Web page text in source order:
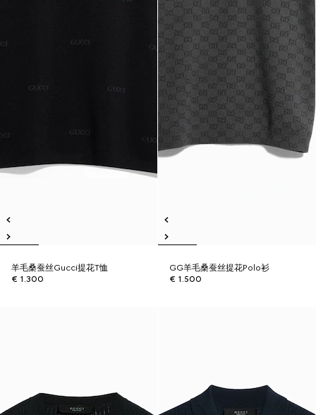
羊毛桑蚕丝Gucci提花T恤
€ 1.300
GG羊毛桑蚕丝提花Polo衫
€ 1.500